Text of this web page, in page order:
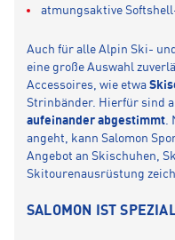
atmungsaktive
Auch für alle Alpin Ski-
eine große Auswahl
Accessoires, wie etwa
Strinbänder. Hierfür sind
aufeinander abgestimmt
angeht, kann Salomon
Angebot an Skischuhen,
Skitourenausrüstung
SALOMON IST